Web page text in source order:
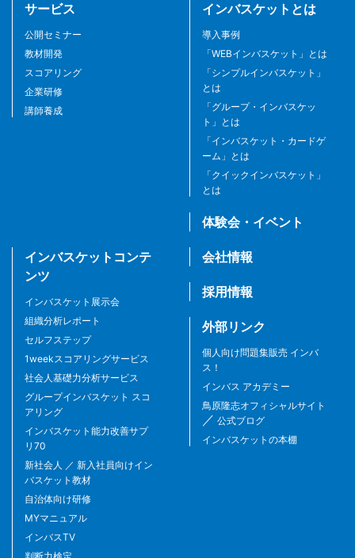
サービス
公開セミナー
教材開発
スコアリング
企業研修
講師養成
インバスケットとは
導入事例
「WEBインバスケット」とは
「シンプルインバスケット」
とは
「グループ・インバスケッ
ト」とは
「インバスケット・カードゲ
ーム」とは
「クイックインバスケット」
とは
体験会・イベント
インバスケットコンテ
ンツ
インバスケット展示会
組織分析レポート
セルフステップ
1weekスコアリングサービス
社会人基礎力分析サービス
グループインバスケット スコ
アリング
インバスケット能力改善サプ
リ70
新社会人 ／ 新入社員向けイン
バスケット教材
自治体向け研修
MYマニュアル
インバスTV
会社情報
採用情報
外部リンク
個人向け問題集販売 インバ
ス！
インバス アカデミー
鳥原隆志オフィシャルサイト
／ 公式ブログ
インバスケットの本棚